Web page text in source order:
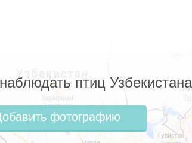
птиц
фотографию